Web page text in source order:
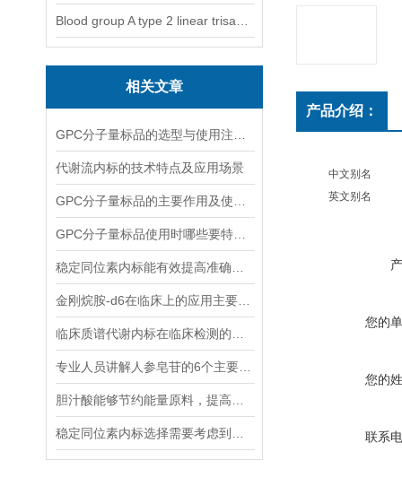
相关文章
代谢流内标的技术特点及应用场景
产品介绍：
中文别名
英文别名
您的
您的
联系